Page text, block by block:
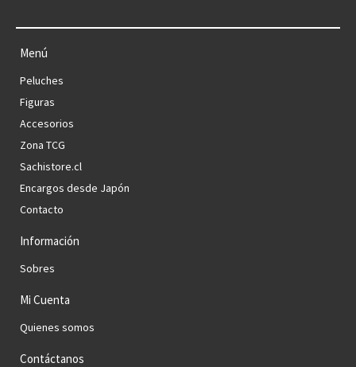
Menú
Peluches
Figuras
Accesorios
Zona TCG
Sachistore.cl
Encargos desde Japón
Contacto
Información
Sobres
Mi Cuenta
Quienes somos
Contáctanos